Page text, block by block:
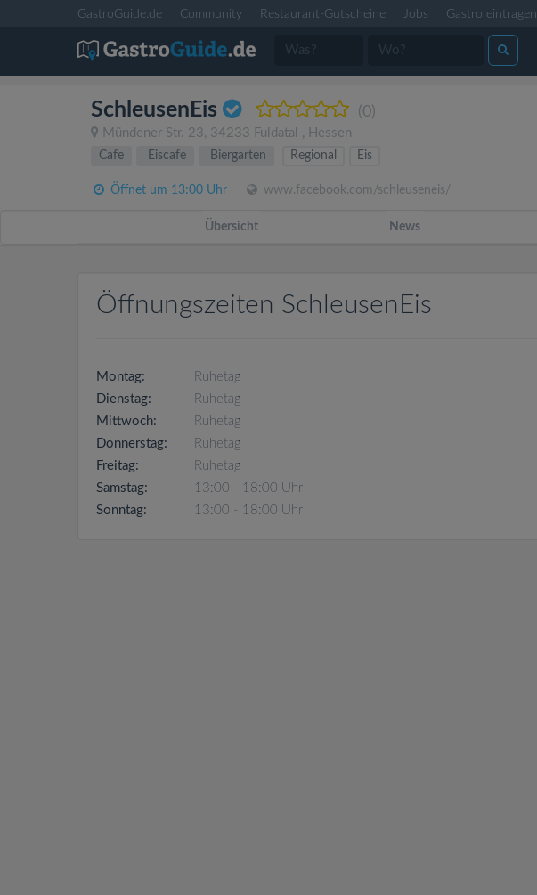
GastroGuide.de Community Restaurant-Gutscheine Jobs Gastro eintragen
SchleusenEis (0)
Mündener Str. 23, 34233 Fuldatal , Hessen
Cafe Eiscafe Biergarten Regional Eis
Öffnet um 13:00 Uhr www.facebook.com/schleuseneis/
Übersicht News
Öffnungszeiten SchleusenEis
Montag:
Ruhetag
Dienstag:
Ruhetag
Mittwoch:
Ruhetag
Donnerstag:
Ruhetag
Freitag:
Ruhetag
Samstag:
13:00 - 18:00 Uhr
Sonntag:
13:00 - 18:00 Uhr